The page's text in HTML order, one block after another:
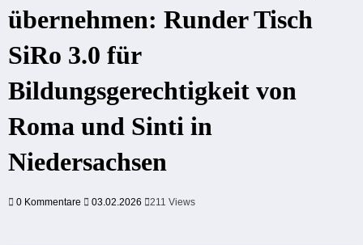
übernehmen: Runder Tisch
SiRo 3.0 für
Bildungsgerechtigkeit von
Roma und Sinti in
Niedersachsen
0 Kommentare 03.02.2026 211 Views